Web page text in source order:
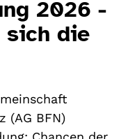
2026 -
sich die
(AG BFN)